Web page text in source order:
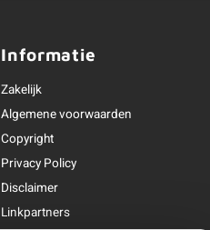
Informatie
Zakelijk
Algemene voorwaarden
Copyright
Privacy Policy
Disclaimer
Linkpartners